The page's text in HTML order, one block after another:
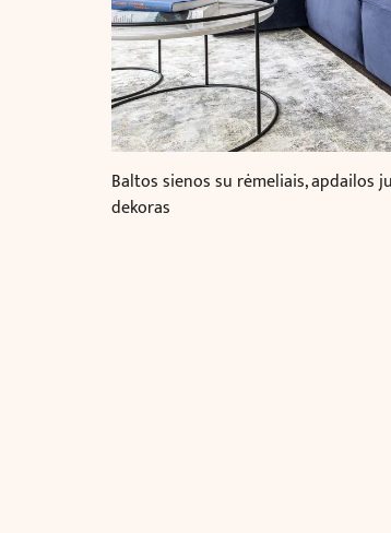
Baltos sienos su rėmeliais, apdailos
dekoras